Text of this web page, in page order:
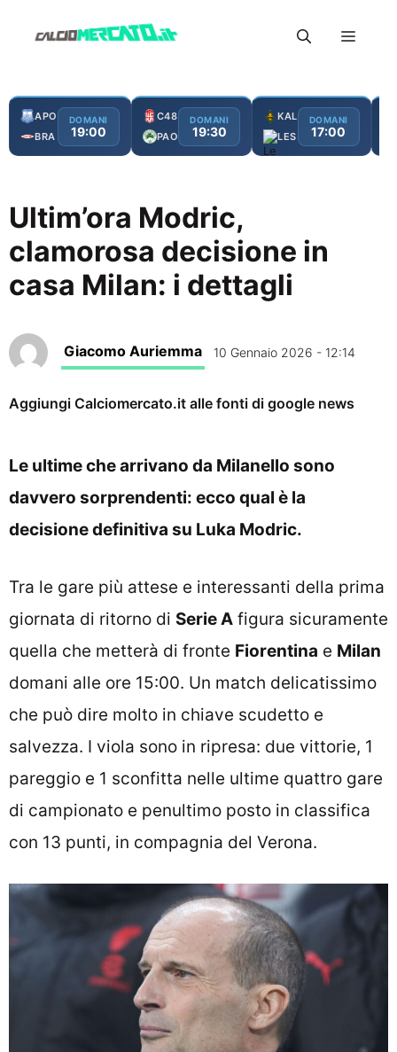
Menu
APO
BRA
DOMANI
19:00
C48
PAO
DOMANI
19:30
KAL
LES
DOMANI
17:00
Ultim’ora Modric,
clamorosa decisione in
casa Milan: i dettagli
Giacomo Auriemma 10 Gennaio 2026 - 12:14
Aggiungi Calciomercato.it alle fonti di google news
Le ultime che arrivano da Milanello sono
davvero sorprendenti: ecco qual è la
decisione definitiva su Luka Modric.
Tra le gare più attese e interessanti della prima
giornata di ritorno di Serie A figura sicuramente
quella che metterà di fronte Fiorentina e Milan
domani alle ore 15:00. Un match delicatissimo
che può dire molto in chiave scudetto e
salvezza. I viola sono in ripresa: due vittorie, 1
pareggio e 1 sconfitta nelle ultime quattro gare
di campionato e penultimo posto in classifica
con 13 punti, in compagnia del Verona.